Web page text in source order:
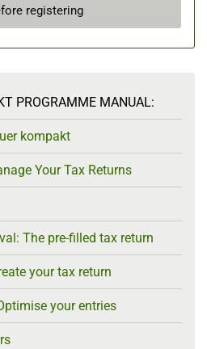
registering
PROGRAMME MANUAL:
kompakt
Your Tax Returns
The pre-filled tax return
your tax return
your entries